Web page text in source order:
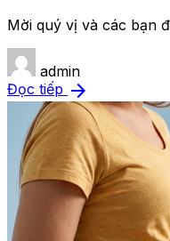
Mời quý vị và các bạn
admin
Đọc tiếp arrow_forward